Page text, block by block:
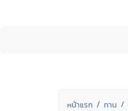
หน้าแรก ทาน